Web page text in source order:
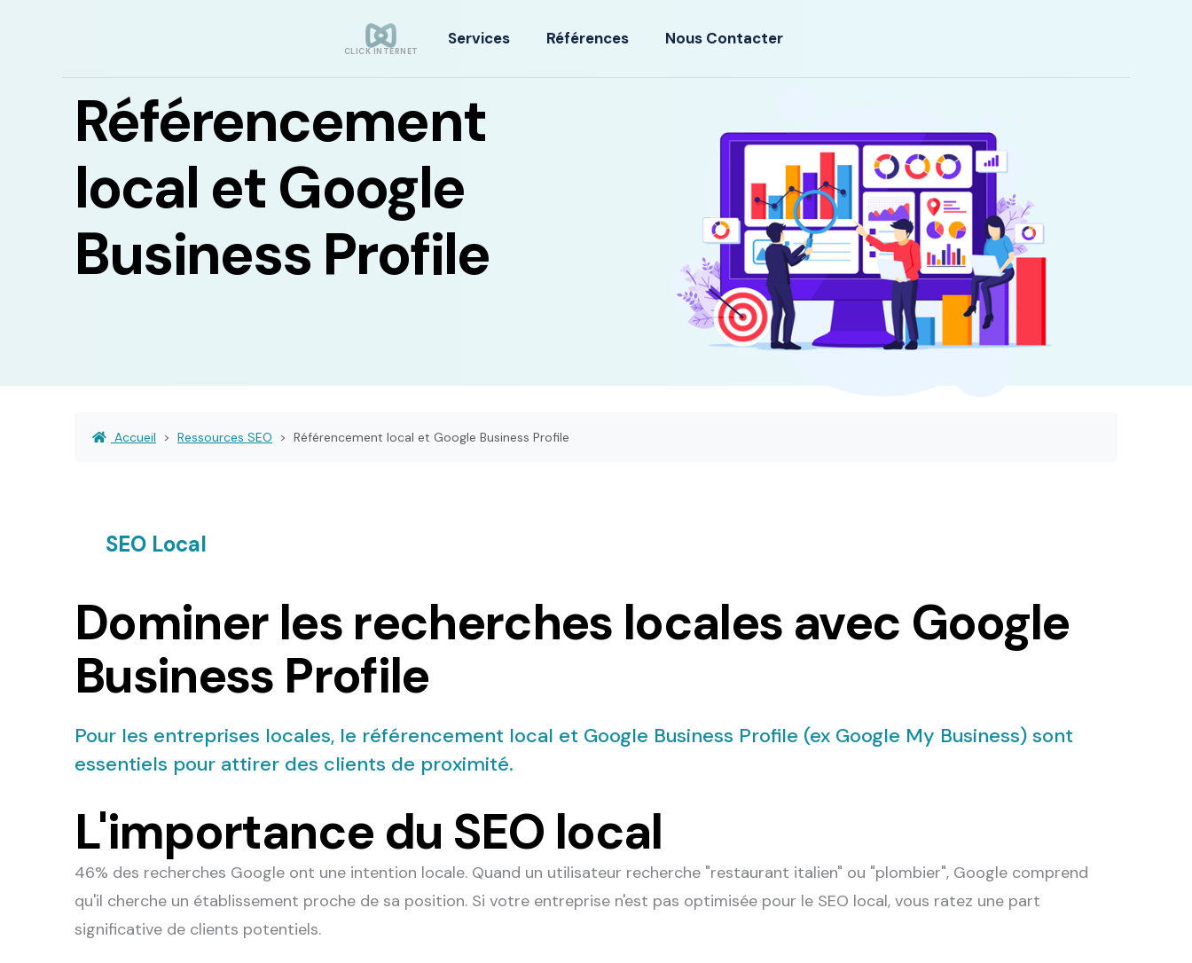
CLICK INTERNET
Services Références Nous Contacter
Référencement
local et Google
Business Profile
Accueil Ressources SEO Référencement local et Google Business Profile
SEO Local
Dominer les recherches locales avec Google
Business Profile
Pour les entreprises locales, le référencement local et Google Business Profile (ex Google My Business) sont
essentiels pour attirer des clients de proximité.
L'importance du SEO local
46% des recherches Google ont une intention locale. Quand un utilisateur recherche "restaurant italien" ou "plombier", Google comprend
qu'il cherche un établissement proche de sa position. Si votre entreprise n'est pas optimisée pour le SEO local, vous ratez une part
significative de clients potentiels.